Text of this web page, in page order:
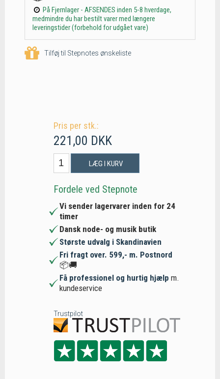
På Fjernlager - AFSENDES inden 5-8 hverdage,
medmindre du har bestilt varer med længere
leveringstider (forbehold for udgået vare)
Tilføj til Stepnotes ønskeliste
Pris per stk.:
221,00 DKK
LÆG I KURV
Fordele ved Stepnote
Vi sender lagervarer inden for 24
timer
Dansk node- og musik butik
Største udvalg i Skandinavien
Fri fragt over. 599,- m. Postnord
📦🚚
Få professionel og hurtig hjælp m.
kundeservice
Trustpilot